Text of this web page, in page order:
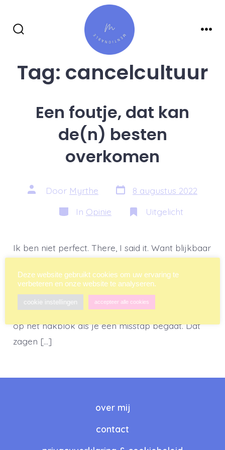
overslaan
Tag: cancelcultuur
Een foutje, dat kan
de(n) besten
overkomen
Auteur
van
Door Myrthe Berichtdatum
8 augustus 2022
Categorieën
In Opinie Uitgelicht
Ik ben niet perfect. There, I said it. Want blijkbaar
meer menselijk om fouten te maken – zelfs niet
als je die fouten toegeeft en je oprechte excuses
aanbiedt. Blijkbaar mag je meteen met je hoofd
op het hakblok als je een misstap begaat. Dat
zagen […]
over mij
contact
Deze website gebruikt cookies om uw ervaring te
verbeteren en onze website te analyseren.
cookie instellingen accepteer alle cookies